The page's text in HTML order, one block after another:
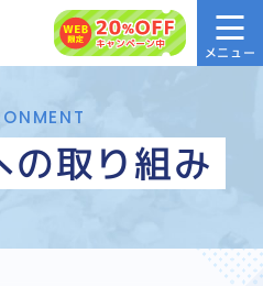
の取り組み